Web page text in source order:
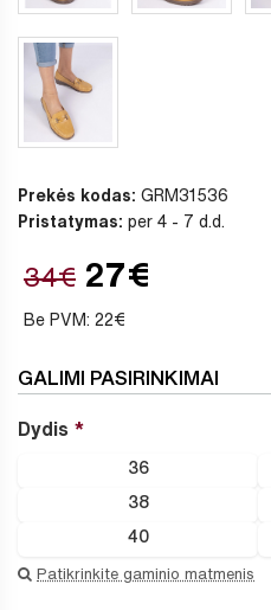
Prekės kodas: GRM31536
Pristatymas: per 4 - 7 d.d.
34€ 27€
Be PVM: 22€
GALIMI PASIRINKIMAI
Dydis
36
38
40
Patikrinkite gaminio matmenis